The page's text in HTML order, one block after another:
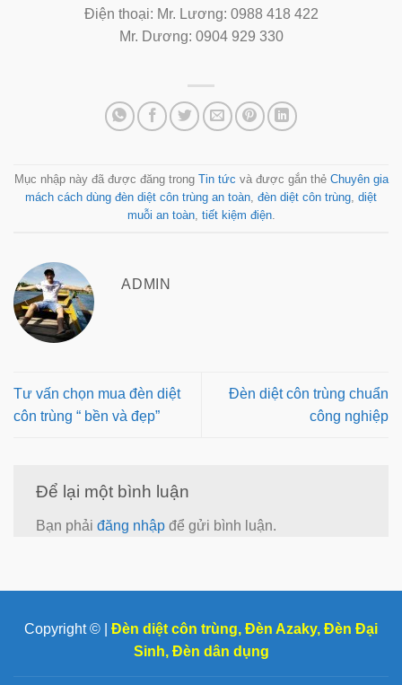
Điện thoại: Mr. Lương: 0988 418 422
Mr. Dương: 0904 929 330
Mục nhập này đã được đăng trong Tin tức và được gắn thẻ Chuyên gia
mách cách dùng đèn diệt côn trùng an toàn, đèn diệt côn trùng, diệt
muỗi an toàn, tiết kiệm điện.
ADMIN
Tư vấn chọn mua đèn diệt
côn trùng “ bền và đẹp”
Đèn diệt côn trùng chuẩn
công nghiệp
Để lại một bình luận
Bạn phải đăng nhập để gửi bình luận.
Copyright © | Đèn diệt côn trùng, Đèn Azaky, Đèn Đại
Sinh, Đèn dân dụng